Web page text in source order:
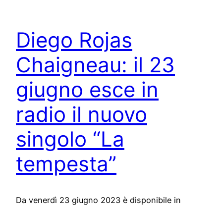
Diego Rojas
Chaigneau: il 23
giugno esce in
radio il nuovo
singolo “La
tempesta”
Da venerdì 23 giugno 2023 è disponibile in